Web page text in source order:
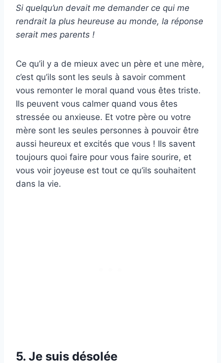
Si quelqu’un devait me demander ce qui me
rendrait la plus heureuse au monde, la réponse
serait mes parents !
Ce qu’il y a de mieux avec un père et une mère,
c’est qu’ils sont les seuls à savoir comment
vous remonter le moral quand vous êtes triste.
Ils peuvent vous calmer quand vous êtes
stressée ou anxieuse. Et votre père ou votre
mère sont les seules personnes à pouvoir être
aussi heureux et excités que vous ! Ils savent
toujours quoi faire pour vous faire sourire, et
vous voir joyeuse est tout ce qu’ils souhaitent
dans la vie.
5. Je suis désolée